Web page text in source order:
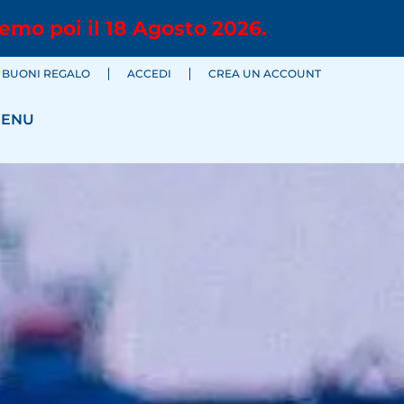
poi il 18 Agosto 2026.
BUONI REGALO ACCEDI CREA UN ACCOUNT